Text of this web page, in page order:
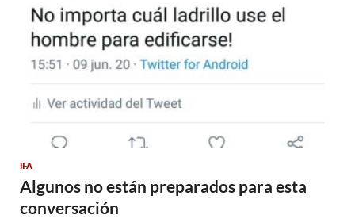
IFA
Algunos no están preparados para esta
conversación